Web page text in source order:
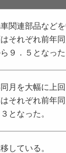
関連部品など
それぞれ前年
９．５となった
月を大幅に上
それぞれ前年
となった。
している。